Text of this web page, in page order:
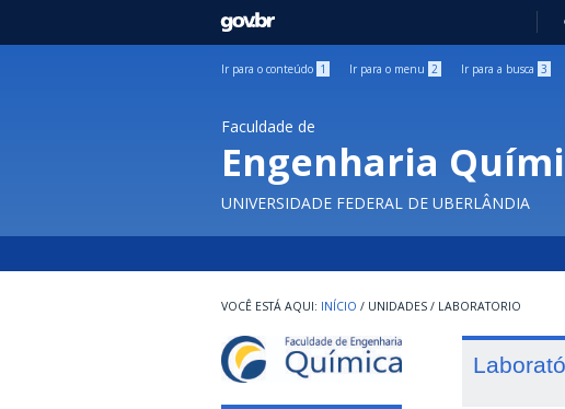
GOVBR
Ir para o conteúdo 1 Ir para o menu 2 Ir para a busca 3
Faculdade de
Engenharia
UNIVERSIDADE FEDERAL DE UBERLÂNDIA
INÍCIO / UNIDADES / LABORATORIO